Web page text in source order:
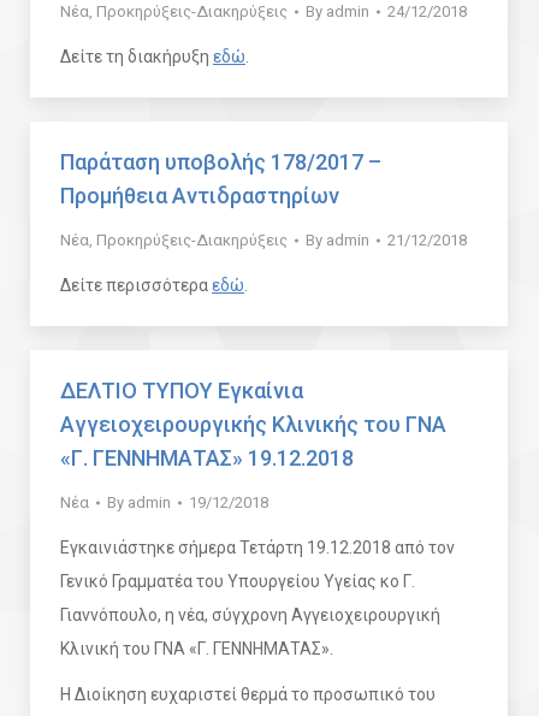
Νέα, Προκηρύξεις-Διακηρύξεις By admin 24/12/2018
Δείτε τη διακήρυξη εδώ
Παράταση υποβολής 178/2017 –
Προμήθεια Αντιδραστηρίων
Νέα, Προκηρύξεις-Διακηρύξεις By admin 21/12/2018
Δείτε περισσότεραεδώ
ΔΕΛΤΙΟ ΤΥΠΟΥ Εγκαίνια
Αγγειοχειρουργικής Κλινικής του ΓΝΑ
«Γ. ΓΕΝΝΗΜΑΤΑΣ» 19.12.2018
Νέα By admin 19/12/2018
Εγκαινιάστηκε σήμερα Τετάρτη 19.12.2018 από τον
Γενικό Γραμματέα του Υπουργείου Υγείας κο Γ.
Γιαννόπουλο, η νέα, σύγχρονη Αγγειοχειρουργική
Κλινική του ΓΝΑ «Γ. ΓΕΝΝΗΜΑΤΑΣ».
Η Διοίκηση ευχαριστεί θερμά το προσωπικό του